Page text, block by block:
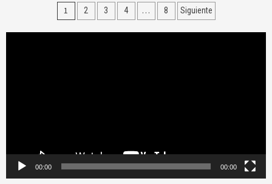
Navegación
de
1 2 3 4 … 8 Siguiente
00:00 00:00